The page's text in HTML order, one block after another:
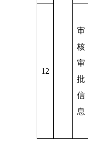
12
审
核
审
批
信
息